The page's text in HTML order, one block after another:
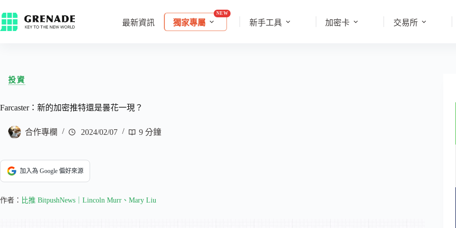
最新資訊 獨家專屬 新手工具 加密卡 交易所
投資
Farcaster：新的加密推特還是曇花一現？
合作專欄 2024/02/07 9 分鐘
加入為 Google 偏好來源
作者： 比推 BitpushNews｜Lincoln Murr、Mary Liu